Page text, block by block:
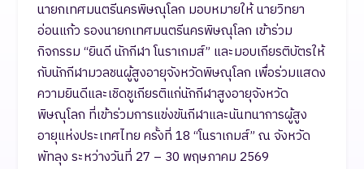
นายกเทศมนตรีนครพิษณุโลก มอบหมายให้ นายวิทยา
อ่อนแก้ว รองนายกเทศมนตรีนครพิษณุโลก เข้าร่วม
กิจกรรม “ยินดี นักกีฬา โนราเกมส์” และมอบเกียรติบัตรให้
กับนักกีฬามวลชนผู้สูงอายุจังหวัดพิษณุโลก เพื่อร่วมแสดง
ความยินดีและเชิดชูเกียรติแก่นักกีฬาสูงอายุจังหวัด
พิษณุโลก ที่เข้าร่วมการแข่งขันกีฬาและนันทนาการผู้สูง
อายุแห่งประเทศไทย ครั้งที่ 18 “โนราเกมส์” ณ จังหวัด
พัทลุง ระหว่างวันที่ 27 – 30 พฤษภาคม 2569